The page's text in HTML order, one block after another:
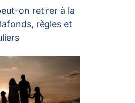
on retirer à la
règles et